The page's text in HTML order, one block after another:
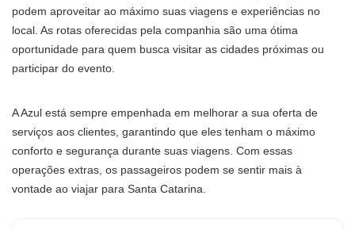
podem aproveitar ao máximo suas viagens e experiências no
local. As rotas oferecidas pela companhia são uma ótima
oportunidade para quem busca visitar as cidades próximas ou
participar do evento.
A Azul está sempre empenhada em melhorar a sua oferta de
serviços aos clientes, garantindo que eles tenham o máximo
conforto e segurança durante suas viagens. Com essas
operações extras, os passageiros podem se sentir mais à
vontade ao viajar para Santa Catarina.